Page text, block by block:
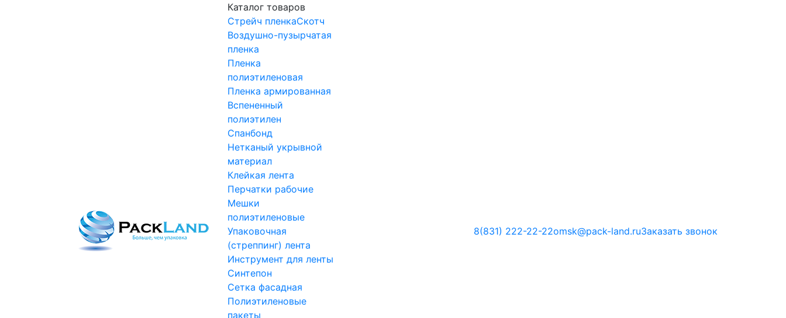
Каталог товаров
Стрейч пленкаСкотч
Воздушно-пузырчатая
пленка
Пленка
полиэтиленовая
Пленка армированная
Вспененный
полиэтилен
Спанбонд
Нетканый укрывной
материал
Клейкая лента
Перчатки рабочие
Мешки
полиэтиленовые
Упаковочная
(стреппинг) лента
Инструмент для ленты
Синтепон
Сетка фасадная
Полиэтиленовые
пакеты
8(831) 222-22-22omsk@pack-land.ruЗаказать звонок